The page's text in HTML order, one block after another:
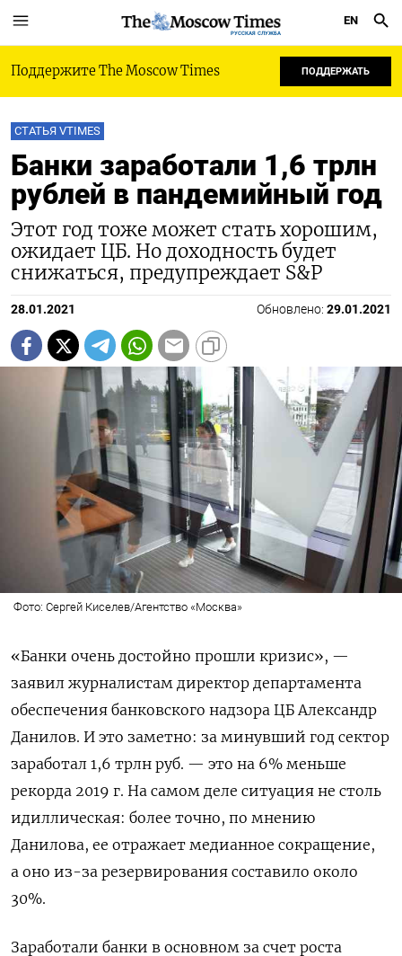
РУССКАЯ СЛУЖБА
EN
Поддержите The Moscow Times ПОДДЕРЖАТЬ
СТАТЬЯ VTIMES
Банки заработали 1,6 трлн
рублей в пандемийный год
Этот год тоже может стать хорошим,
ожидает ЦБ. Но доходность будет
снижаться, предупреждает S&P
28.01.2021 Обновлено: 29.01.2021
Фото: Сергей Киселев/Агентство «Москва»
«Банки очень достойно прошли кризис», —
заявил журналистам директор департамента
обеспечения банковского надзора ЦБ Александр
Данилов. И это заметно: за минувший год сектор
заработал 1,6 трлн руб. — это на 6% меньше
рекорда 2019 г. На самом деле ситуация не столь
идиллическая: более точно, по мнению
Данилова, ее отражает медианное сокращение,
а оно из­-за резервирования составило около
30%.
Заработали банки в основном за счет роста